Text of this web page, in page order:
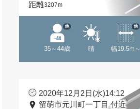
距離3207m
35～44歳
他
晴 幅19.5m～
他
2020年12月2日(水)14:12
留萌市元川町一丁目 付近